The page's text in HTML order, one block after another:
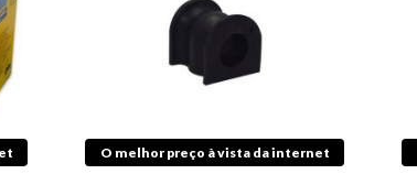
O melhor preço à vista da internet